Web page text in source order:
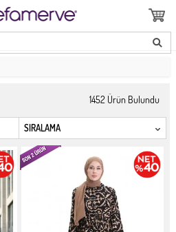
1452 Ürün Bulundu